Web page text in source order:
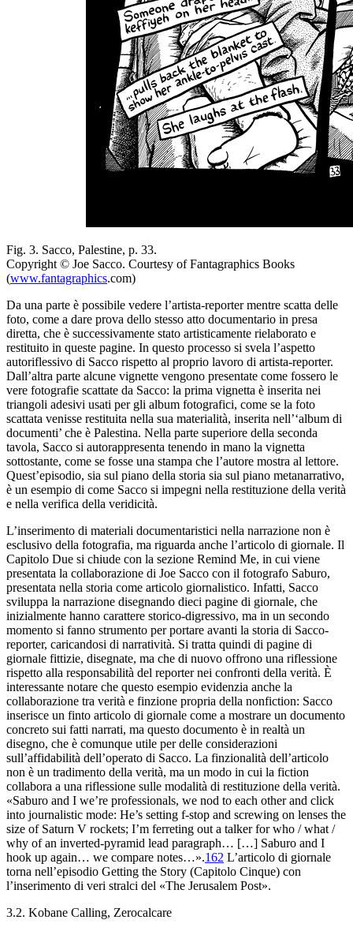
Fig. 3. Sacco, Palestine, p. 33.
Copyright © Joe Sacco. Courtesy of Fantagraphics Books
(www.fantagraphics.com)
Da una parte è possibile vedere l’artista-reporter mentre scatta delle
foto, come a dare prova dello stesso atto documentario in presa
diretta, che è successivamente stato artisticamente rielaborato e
restituito in queste pagine. In questo processo si svela l’aspetto
autoriflessivo di Sacco rispetto al proprio lavoro di artista-reporter.
Dall’altra parte alcune vignette vengono presentate come fossero le
vere fotografie scattate da Sacco: la prima vignetta è inserita nei
triangoli adesivi usati per gli album fotografici, come se la foto
scattata venisse restituita nella sua materialità, inserita nell’‘album di
documenti’ che è Palestina. Nella parte superiore della seconda
tavola, Sacco si autorappresenta tenendo in mano la vignetta
sottostante, come se fosse una stampa che l’autore mostra al lettore.
Quest’episodio, sia sul piano della storia sia sul piano metanarrativo,
è un esempio di come Sacco si impegni nella restituzione della verità
e nella verifica della veridicità.
L’inserimento di materiali documentaristici nella narrazione non è
esclusivo della fotografia, ma riguarda anche l’articolo di giornale. Il
Capitolo Due si chiude con la sezione Remind Me, in cui viene
presentata la collaborazione di Joe Sacco con il fotografo Saburo,
presentata nella storia come articolo giornalistico. Infatti, Sacco
sviluppa la narrazione disegnando dieci pagine di giornale, che
inizialmente hanno carattere storico-digressivo, ma in un secondo
momento si fanno strumento per portare avanti la storia di Sacco-
reporter, caricandosi di narratività. Si tratta quindi di pagine di
giornale fittizie, disegnate, ma che di nuovo offrono una riflessione
rispetto alla responsabilità del reporter nei confronti della verità. È
interessante notare che questo esempio evidenzia anche la
collaborazione tra verità e finzione propria della nonfiction: Sacco
inserisce un finto articolo di giornale come a mostrare un documento
concreto sui fatti narrati, ma questo documento è in realtà un
disegno, che è comunque utile per delle considerazioni
sull’affidabilità dell’operato di Sacco. La finzionalità dell’articolo
non è un tradimento della verità, ma un modo in cui la fiction
collabora a una riflessione sulle modalità di restituzione della verità.
«Saburo and I we’re professionals, we nod to each other and click
into journalistic mode: He’s setting f-stop and screwing on lenses the
size of Saturn V rockets; I’m ferreting out a talker for who / what /
why of an inverted-pyramid lead paragraph… […] Saburo and I
hook up again… we compare notes…».162 L’articolo di giornale
torna nell’episodio Getting the Story (Capitolo Cinque) con
l’inserimento di veri stralci del «The Jerusalem Post».
3.2. Kobane Calling, Zerocalcare